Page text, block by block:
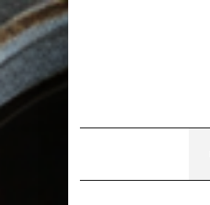
to
content